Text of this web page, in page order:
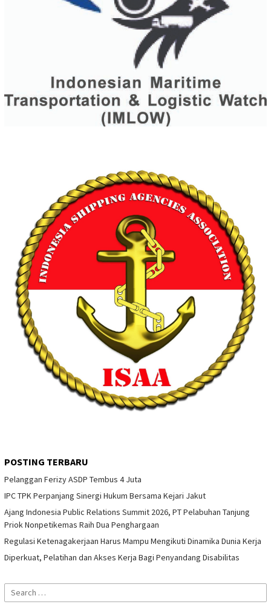
POSTING TERBARU
Pelanggan Ferizy ASDP Tembus 4 Juta
IPC TPK Perpanjang Sinergi Hukum Bersama Kejari Jakut
Ajang Indonesia Public Relations Summit 2026, PT Pelabuhan Tanjung
Priok Nonpetikemas Raih Dua Penghargaan
Regulasi Ketenagakerjaan Harus Mampu Mengikuti Dinamika Dunia Kerja
Diperkuat, Pelatihan dan Akses Kerja Bagi Penyandang Disabilitas
Search
for: